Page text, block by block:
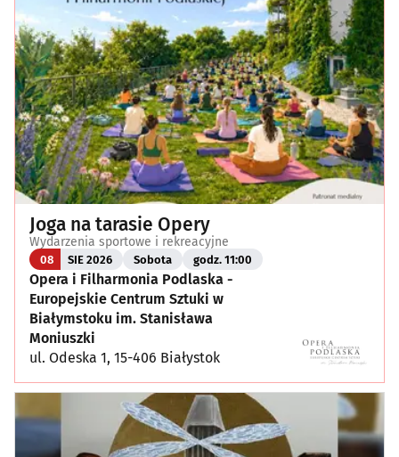
Joga na tarasie Opery
Wydarzenia sportowe i rekreacyjne
08 SIE 2026 Sobota godz. 11:00
Opera i Filharmonia Podlaska -
Europejskie Centrum Sztuki w
Białymstoku im. Stanisława
Moniuszki
ul. Odeska 1, 15-406 Białystok